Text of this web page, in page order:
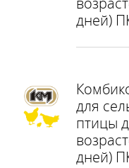
дней)
для
птицы
дней)